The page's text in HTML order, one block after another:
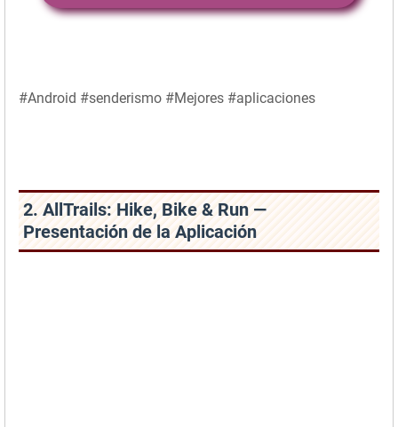
#Android #senderismo #Mejores #aplicaciones
2. AllTrails: Hike, Bike & Run —
Presentación de la Aplicación